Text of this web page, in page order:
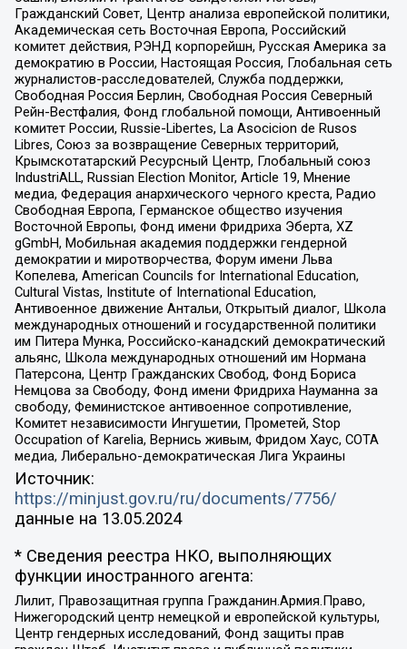
Гражданский Совет, Центр анализа европейской политики,
Академическая сеть Восточная Европа, Российский
комитет действия, РЭНД корпорейшн, Русская Америка за
демократию в России, Настоящая Россия, Глобальная сеть
журналистов-расследователей, Служба поддержки,
Свободная Россия Берлин, Свободная Россия Северный
Рейн-Вестфалия, Фонд глобальной помощи, Антивоенный
комитет России, Russie-Libertes, La Asocicion de Rusos
Libres, Союз за возвращение Северных территорий,
Крымскотатарский Ресурсный Центр, Глобальный союз
IndustriALL, Russian Election Monitor, Article 19, Мнение
медиа, Федерация анархического черного креста, Радио
Свободная Европа, Германское общество изучения
Восточной Европы, Фонд имени Фридриха Эберта, XZ
gGmbH, Мобильная академия поддержки гендерной
демократии и миротворчества, Форум имени Льва
Копелева, American Councils for International Education,
Cultural Vistas, Institute of International Education,
Антивоенное движение Антальи, Открытый диалог, Школа
международных отношений и государственной политики
им Питера Мунка, Российско-канадский демократический
альянс, Школа международных отношений им Нормана
Патерсона, Центр Гражданских Свобод, Фонд Бориса
Немцова за Свободу, Фонд имени Фридриха Науманна за
свободу, Феминистское антивоенное сопротивление,
Комитет независимости Ингушетии, Прометей, Stop
Occupation of Karelia, Вернись живым, Фридом Хаус, СОТА
медиа, Либерально-демократическая Лига Украины
Источник:
https://minjust.gov.ru/ru/documents/7756/
данные на 13.05.2024
* Сведения реестра НКО, выполняющих
функции иностранного агента:
Лилит, Правозащитная группа Гражданин.Армия.Право,
Нижегородский центр немецкой и европейской культуры,
Центр гендерных исследований, Фонд защиты прав